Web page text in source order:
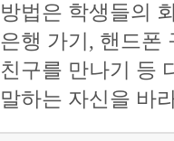
방법은 학생들의
은행 가기, 핸드폰
친구를 만나기 등
말하는 자신을 바